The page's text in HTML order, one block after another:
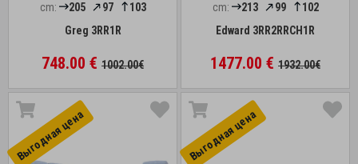
cm: 205 97
103
Greg 3RR1R
748.00 € 1002.00€
cm: 213 99
102
Edward 3RR2RRCH1R
1477.00 € 1932.00€
Выгоднaя цена Выгоднaя цена